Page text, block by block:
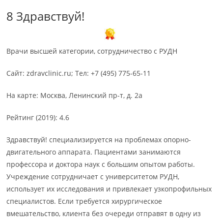
8 Здравствуй!
Врачи высшей категории, сотрудничество с РУДН
Сайт: zdravclinic.ru; Тел: +7 (495) 775-65-11
На карте: Москва, Ленинский пр-т, д. 2а
Рейтинг (2019): 4.6
Здравствуй! специализируется на проблемах опорно-
двигательного аппарата. Пациентами занимаются
профессора и доктора наук с большим опытом работы.
Учреждение сотрудничает с университетом РУДН,
использует их исследования и привлекает узкопрофильных
специалистов. Если требуется хирургическое
вмешательство, клиента без очереди отправят в одну из